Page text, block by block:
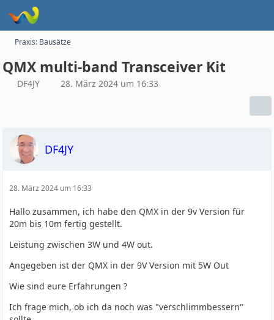
Praxis: Bausätze
QMX multi-band Transceiver Kit
DF4JY 28. März 2024 um 16:33
DF4JY
28. März 2024 um 16:33
Hallo zusammen, ich habe den QMX in der 9v Version für
20m bis 10m fertig gestellt.
Leistung zwischen 3W und 4W out.
Angegeben ist der QMX in der 9V Version mit 5W Out
Wie sind eure Erfahrungen ?
Ich frage mich, ob ich da noch was "verschlimmbessern"